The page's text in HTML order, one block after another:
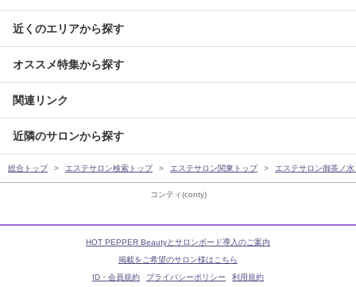
コンティ(conty)
近くのエリアから探す
オススメ特集から探す
関連リンク
近隣のサロンから探す
総合トップ エステサロン検索トップ エステサロン関東トップ エステサロン御茶ノ
HOT PEPPER Beautyとサロンボード導入のご案内
掲載をご希望のサロン様はこちら
ID・会員規約
プライバシーポリシー 利用規約